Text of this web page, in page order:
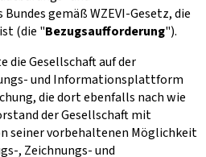
gemäß WZEVI-Gesetz, die
(die "Bezugsaufforderung").
die Gesellschaft auf der
und Informationsplattform
die dort ebenfalls nach wie
der Gesellschaft mit
seiner vorbehaltenen Möglichkeit
, Zeichnungs- und